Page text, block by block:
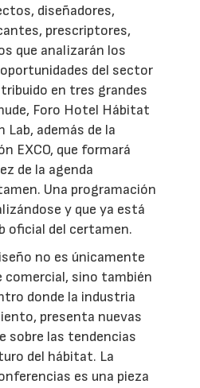
diseñadores,
prescriptores,
que analizarán los
del sector
en tres grandes
Foro Hotel Hábitat
Lab, además de la
EXCO, que formará
de la agenda
Una programación
y que ya está
oficial del certamen.
no es únicamente
comercial, sino también
donde la industria
presenta nuevas
sobre las tendencias
del hábitat. La
es una pieza